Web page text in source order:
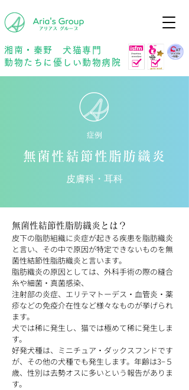
湘南・秦野 犬猫専門
動物たちに優しい動物病院
症例
無菌性結節性脂肪織炎
皮膚科・耳科
無菌性結節性脂肪織炎とは？
皮下の脂肪組織に炎症が起きる疾患を脂肪織炎
と言い、その中で原因が特定できないものを無
菌性結節性脂肪織炎と言います。
脂肪織炎の原因としては、外科手術の際の縫合
糸や細菌・真菌感染、
注射部の炎症、エリテマトーデス・血管炎・薬
疹などの免疫介在性など様々なものが挙げられ
ます。
犬では稀に発生し、猫では極めて稀に発生しま
す。
好発犬種は、ミニチュア・ダックスフンドです
が、その他の犬種でも発生します。年齢は3−５
歳、性別は去勢オスに多いという報告がありま
す。